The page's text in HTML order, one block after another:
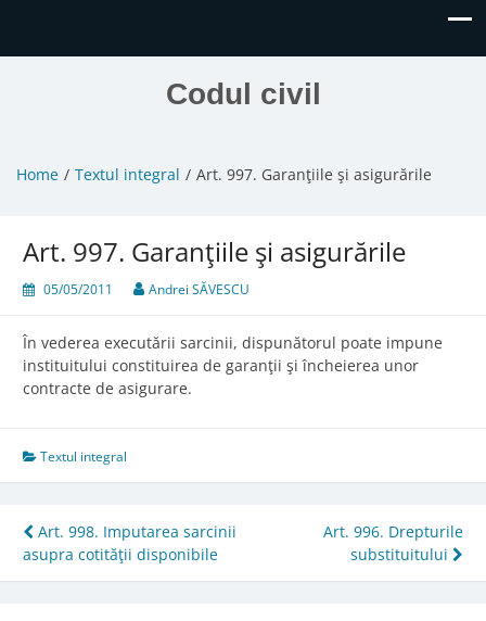
Codul civil
Home Textul integral Art. 997. Garanţiile şi asigurările
Art. 997. Garanţiile şi asigurările
05/05/2011 Andrei SĂVESCU
În vederea executării sarcinii, dispunătorul poate impune
instituitului constituirea de garanţii şi încheierea unor
contracte de asigurare.
Textul integral
Post
navigation
Art. 998. Imputarea sarcinii
asupra cotităţii disponibile
Art. 996. Drepturile
substituitului